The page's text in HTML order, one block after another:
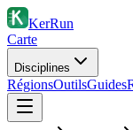
KerRun
Carte
Disciplines
RégionsOutilsGuides